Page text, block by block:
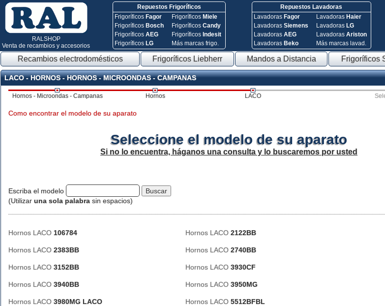
RALSHOP
Venta de recambios y accesorios
Repuestos Frigoríficos
Frigoríficos Fagor
Frigoríficos Bosch
FrigoríficosAEG
Frigoríficos LG
Frigoríficos Miele
FrigoríficosCandy
Frigoríficos Indesit
Más marcas frigo.
Repuestos Lavadoras
Lavadoras Fagor
Lavadoras Siemens
Lavadoras AEG
Lavadoras Beko
Lavadoras Haier
Lavadoras LG
Lavadoras Ariston
Más marcas lavad.
Recambios electrodomésticos Frigoríficos Liebherr Mandos a Distancia Frigoríficos
LACO - HORNOS - HORNOS - MICROONDAS - CAMPANAS
Hornos - Microondas - Campanas Hornos LACO
Como encontrar el modelo de su aparato
Seleccione el modelo de su aparato
Si no lo encuentra, háganos una consulta y lo buscaremos por usted
Escriba el modelo
(Utilizar una sola palabra sin espacios)
Hornos LACO 106784 Hornos LACO 2122BB
Hornos LACO 2383BB Hornos LACO 2740BB
Hornos LACO 3152BB Hornos LACO 3930CF
Hornos LACO 3940BB Hornos LACO 3950MG
Hornos LACO 3980MG LACO Hornos LACO 5512BFBL